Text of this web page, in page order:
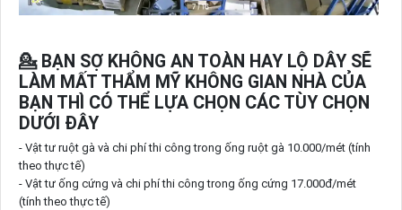
💁 BẠN SỢ KHÔNG AN TOÀN HAY LỘ DÂY SẼ
LÀM MẤT THẨM MỸ KHÔNG GIAN NHÀ CỦA
BẠN THÌ CÓ THỂ LỰA CHỌN CÁC TÙY CHỌN
DƯỚI ĐÂY
- Vật tư ruột gà và chi phí thi công trong ống ruột gà 10.000/mét (tính
theo thực tế)
- Vật tư ống cứng và chi phí thi công trong ống cứng 17.000đ/mét
(tính theo thực tế)